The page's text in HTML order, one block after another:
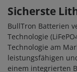
Sicherste
BullTron Batterien
Technologie
Technologie am
leistungsfähigen
einem integrierten